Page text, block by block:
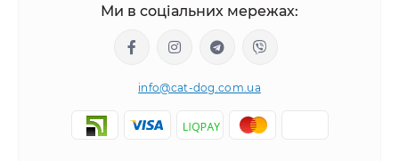
Ми в соціальних мережах:
info@cat-dog.com.ua